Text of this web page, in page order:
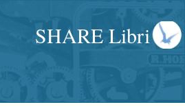
SHARE Libri